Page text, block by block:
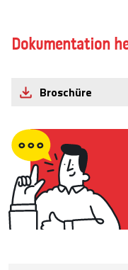
Dokumentation
Broschüre